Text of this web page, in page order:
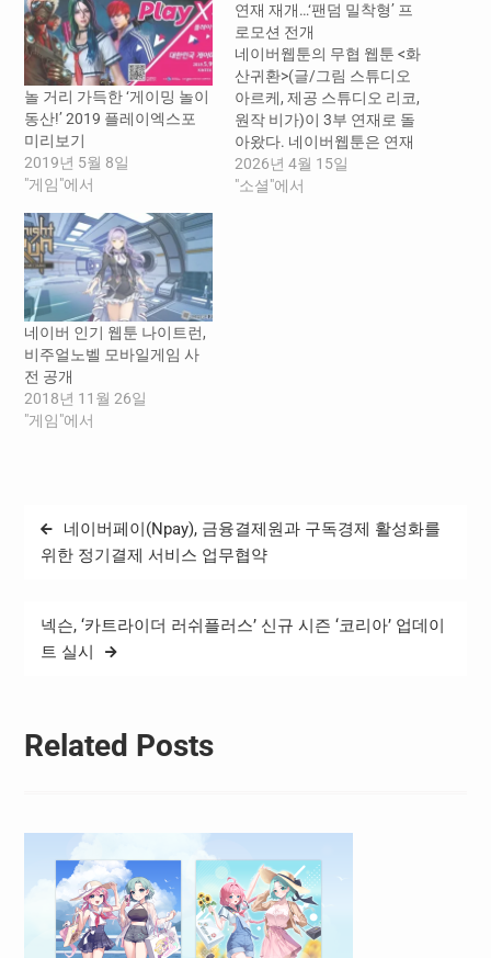
놀 거리 가득한 ‘게이밍 놀이
동산!’ 2019 플레이엑스포
미리보기
2019년 5월 8일
"게임"에서
연재 재개…‘팬덤 밀착형’ 프
로모션 전개
네이버웹툰의 무협 웹툰 <화
산귀환>(글/그림 스튜디오
아르케, 제공 스튜디오 리코,
원작 비가)이 3부 연재로 돌
아왔다. 네이버웹툰은 연재
재개에 맞춰 독자들이 작품
속 세계관을 일상에서 경험
2026년 4월 15일
"소셜"에서
네이버 인기 웹툰 나이트런,
비주얼노벨 모바일게임 사
전 공개
2018년 11월 26일
"게임"에서
글
탐
네이버페이(Npay), 금융결제원과 구독경제 활성화를
위한 정기결제 서비스 업무협약
넥슨, ‘카트라이더 러쉬플러스’ 신규 시즌 ‘코리아’ 업데이
트 실시
Related Posts